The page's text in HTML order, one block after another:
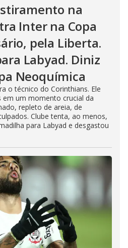
na
Inter na Copa
pela Liberta.
Labyad. Diniz
Neoquímica
o técnico do Corinthians. Ele
um momento crucial da
repleto de areia, de
Clube tenta, ao menos,
para Labyad e desgastou